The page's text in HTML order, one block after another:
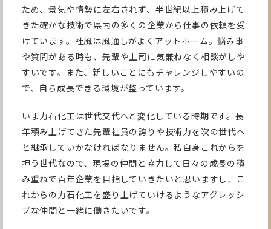
ため、景気や情勢に左右されず、半世紀以上積み上げて
きた確かな技術で県内の多くの企業から仕事の依頼を受
けています。社風は風通しがよくアットホーム。悩み事
や質問がある時も、先輩や上司に気兼ねなく相談がしや
すいです。また、新しいことにもチャレンジしやすいの
で、自ら成長できる環境が整っています。
いま力石化工は世代交代へと変化している時期です。長
年積み上げてきた先輩社員の誇りや技術力を次の世代へ
と継承していかなければなりません。私自身これからを
担う世代なので、現場の仲間と協力して日々の成長の積
み重ねで百年企業を目指していきたいと思いますし、こ
れからの力石化工を盛り上げていけるようなアグレッシ
ブな仲間と一緒に働きたいです。